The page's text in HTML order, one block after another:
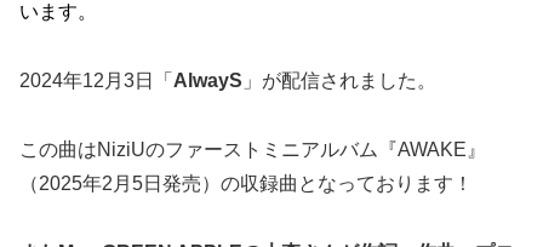
います。
2024年12月3日「 AlwayS 」が配信されました。
この曲はNiziUのファーストミニアルバム『AWAKE』
（2025年2月5日発売）の収録曲となっております！